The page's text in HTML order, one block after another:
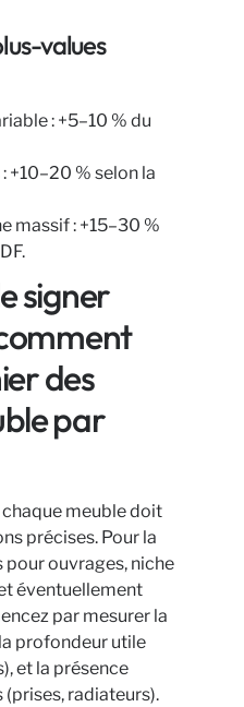
values
: +5–10 % du
+10–20 % selon la
massif : +15–30 %
signer
des
par
meuble doit
précises. Pour la
ouvrages, niche
éventuellement
par mesurer la
profondeur utile
et la présence
(prises, radiateurs).